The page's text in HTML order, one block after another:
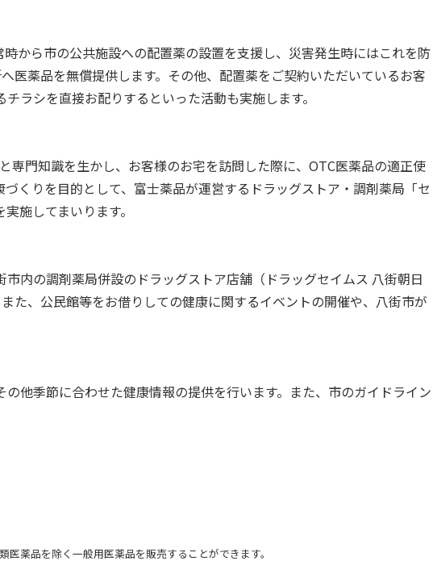
から市の公共施設への配置薬の設置を支援し、災害発生時にはこれを防
薬品を無償提供します。その他、配置薬をご契約いただいているお客
ラシを直接お配りするといった活動も実施します。
門知識を生かし、お客様のお宅を訪問した際に、OTC医薬品の適正使
くりを目的として、富士薬品が運営するドラッグストア・調剤薬局「セ
施してまいります。
内の調剤薬局併設のドラッグストア店舗（ドラッグセイムス 八街朝日
、公民館等をお借りしての健康に関するイベントの開催や、八街市が
他季節に合わせた健康情報の提供を行います。また、市のガイドライン
薬品を除く一般用医薬品を販売することができます。